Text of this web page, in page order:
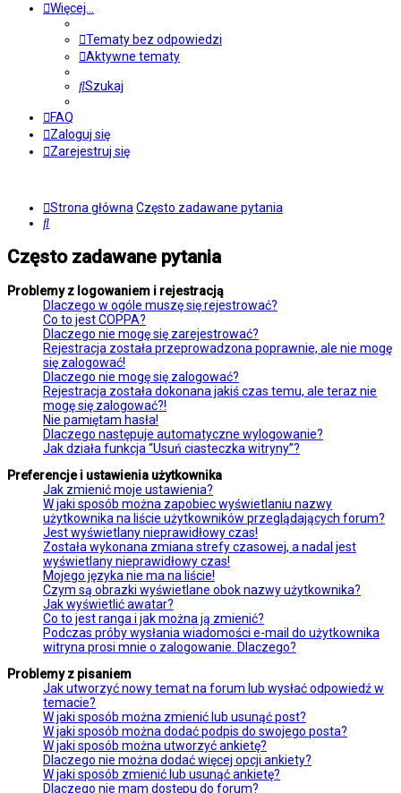
Więcej…
Tematy bez odpowiedzi
Aktywne tematy
Szukaj
FAQ
Zaloguj się
Zarejestruj się
Strona główna Często zadawane pytania
Szukaj
Często zadawane pytania
Problemy z logowaniem i rejestracją
Dlaczego w ogóle muszę się rejestrować?
Co to jest COPPA?
Dlaczego nie mogę się zarejestrować?
Rejestracja została przeprowadzona poprawnie, ale nie mogę
się zalogować!
Dlaczego nie mogę się zalogować?
Rejestracja została dokonana jakiś czas temu, ale teraz nie
mogę się zalogować?!
Nie pamiętam hasła!
Dlaczego następuje automatyczne wylogowanie?
Jak działa funkcja “Usuń ciasteczka witryny”?
Preferencje i ustawienia użytkownika
Jak zmienić moje ustawienia?
W jaki sposób można zapobiec wyświetlaniu nazwy
użytkownika na liście użytkowników przeglądających forum?
Jest wyświetlany nieprawidłowy czas!
Została wykonana zmiana strefy czasowej, a nadal jest
wyświetlany nieprawidłowy czas!
Mojego języka nie ma na liście!
Czym są obrazki wyświetlane obok nazwy użytkownika?
Jak wyświetlić awatar?
Co to jest ranga i jak można ją zmienić?
Podczas próby wysłania wiadomości e-mail do użytkownika
witryna prosi mnie o zalogowanie. Dlaczego?
Problemy z pisaniem
Jak utworzyć nowy temat na forum lub wysłać odpowiedź w
temacie?
W jaki sposób można zmienić lub usunąć post?
W jaki sposób można dodać podpis do swojego posta?
W jaki sposób można utworzyć ankietę?
Dlaczego nie można dodać więcej opcji ankiety?
W jaki sposób zmienić lub usunąć ankietę?
Dlaczego nie mam dostępu do forum?